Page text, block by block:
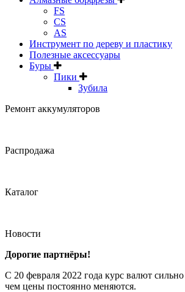
FS
CS
AS
Инструмент по дереву и пластику
Полезные аксессуары
Буры
Пики
Зубила
Ремонт аккумуляторов
Распродажа
Каталог
Новости
Дорогие партнёры!
С 20 февраля 2022 года курс валют сильно
чем цены постоянно меняются.